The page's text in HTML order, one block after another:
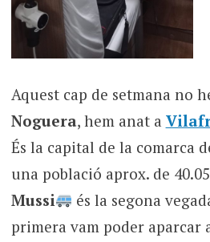
Aquest cap de setmana no
Noguera, hem anat a
És la capital de la comarca
una població aprox. de
Mussi
és la segona
primera vam poder aparcar